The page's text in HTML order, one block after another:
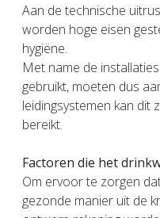
Aan de technische
worden hoge eisen
hygiëne.
Met name de
gebruikt, moeten dus
leidingsystemen kan
bereikt.
Factoren die het
Om ervoor te zorgen
gezonde manier uit de